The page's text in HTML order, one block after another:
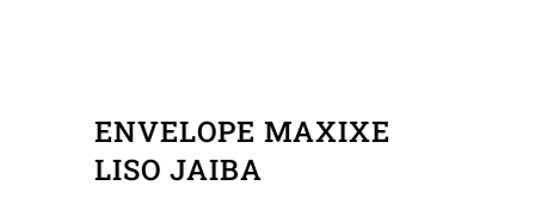
ENVELOPE MAXIXE
LISO JAIBA